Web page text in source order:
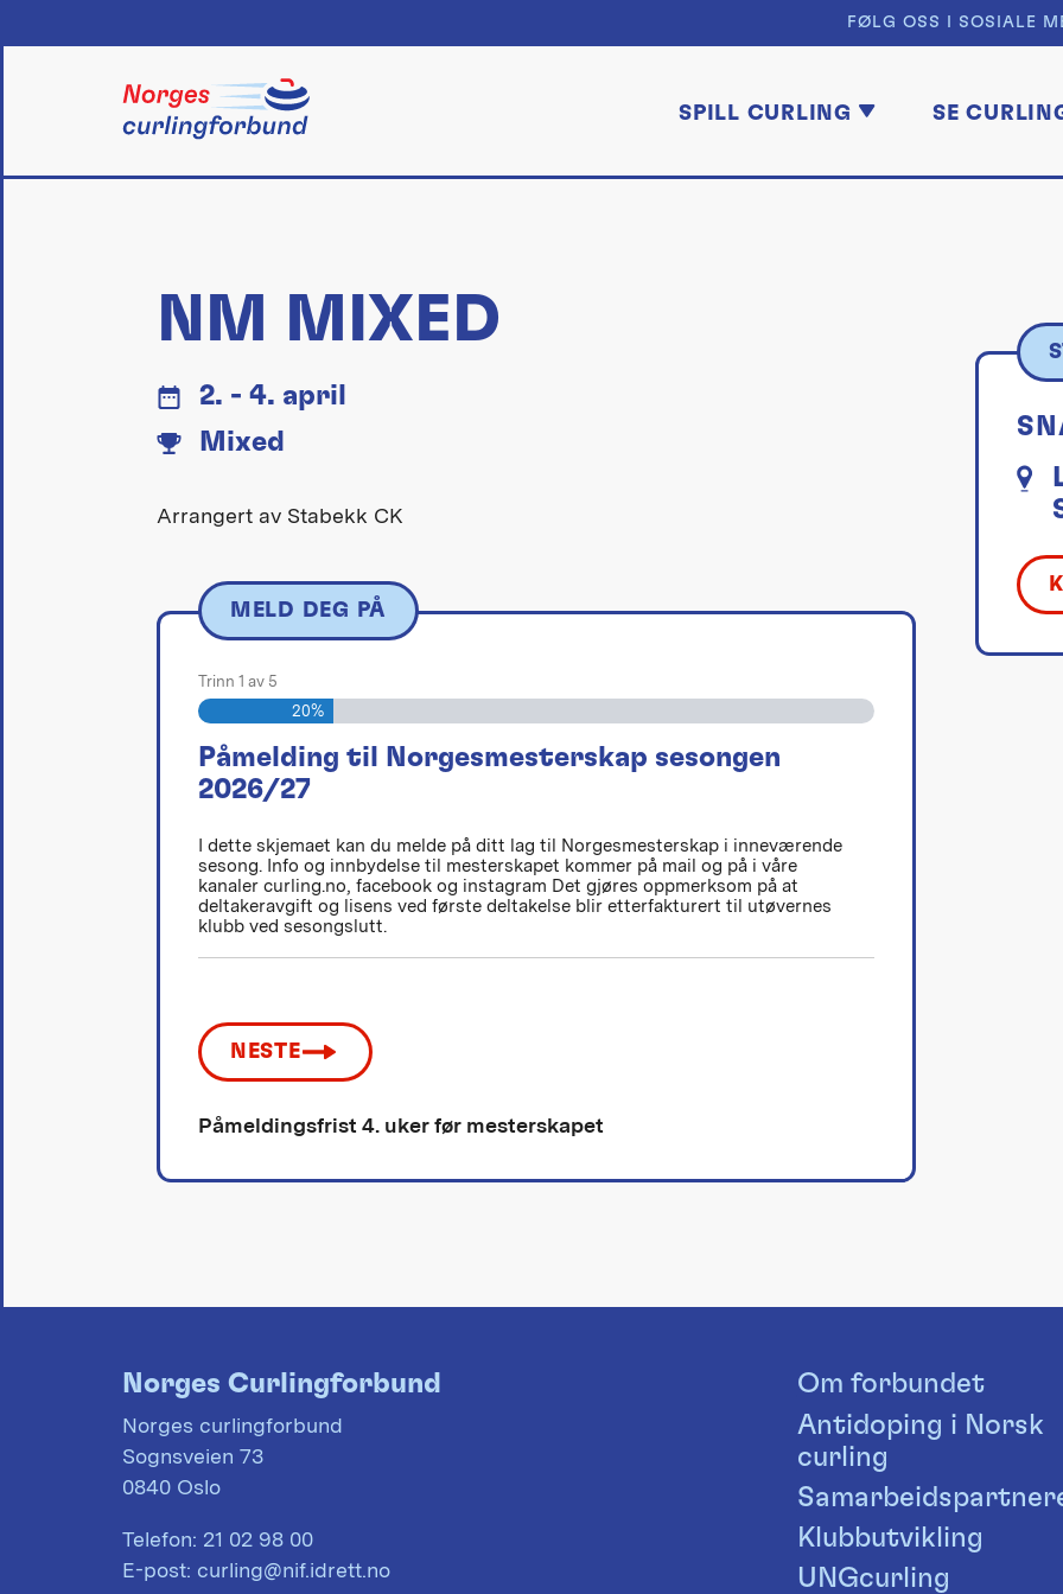
FØLG OSS I SOSIALE
SPILL CURLING SE
NM MIXED
2. - 4. april
Mixed
Arrangert av Stabekk CK
MELD DEG PÅ
Trinn 1 av 5
20%
Påmelding til Norgesmesterskap sesongen
2026/27
I dette skjemaet kan du melde på ditt lag til Norgesmesterskap i inneværende
sesong. Info og innbydelse til mesterskapet kommer på mail og på i våre
kanaler curling.no, facebook og instagram Det gjøres oppmerksom på at
deltakeravgift og lisens ved første deltakelse blir etterfakturert til utøvernes
klubb ved sesongslutt.
NESTE
Påmeldingsfrist 4. uker før mesterskapet
Norges Curlingforbund
Norges curlingforbund
Sognsveien 73
0840 Oslo
Telefon: 21 02 98 00
E-post: curling@nif.idrett.no
Om forbundet
Antidoping i Norsk
curling
Klubbutvikling
UNGcurling